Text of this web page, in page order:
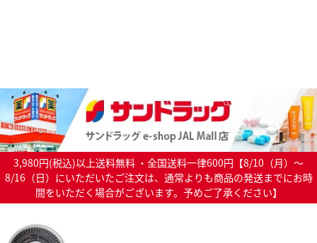
3,980円(税込)以上送料無料 ・全国送料一律600円【8/10（月）～
8/16（日）にいただいたご注文は、通常よりも商品の発送までにお時
間をいただく場合がございます。予めご了承ください】